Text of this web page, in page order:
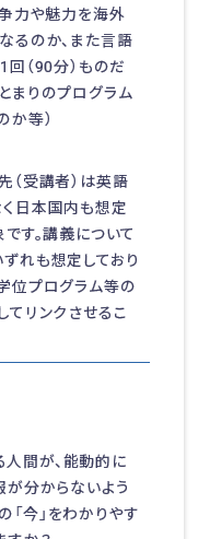
力や魅力を海外
るのか、また言語
（90分）ものだ
まりのプログラム
か等）
（受講者）は英語
日本国内も想定
す。講義について
れも想定しており
位プログラム等の
てリンクさせるこ
間が、能動的に
が分からないよう
「今」をわかりやす